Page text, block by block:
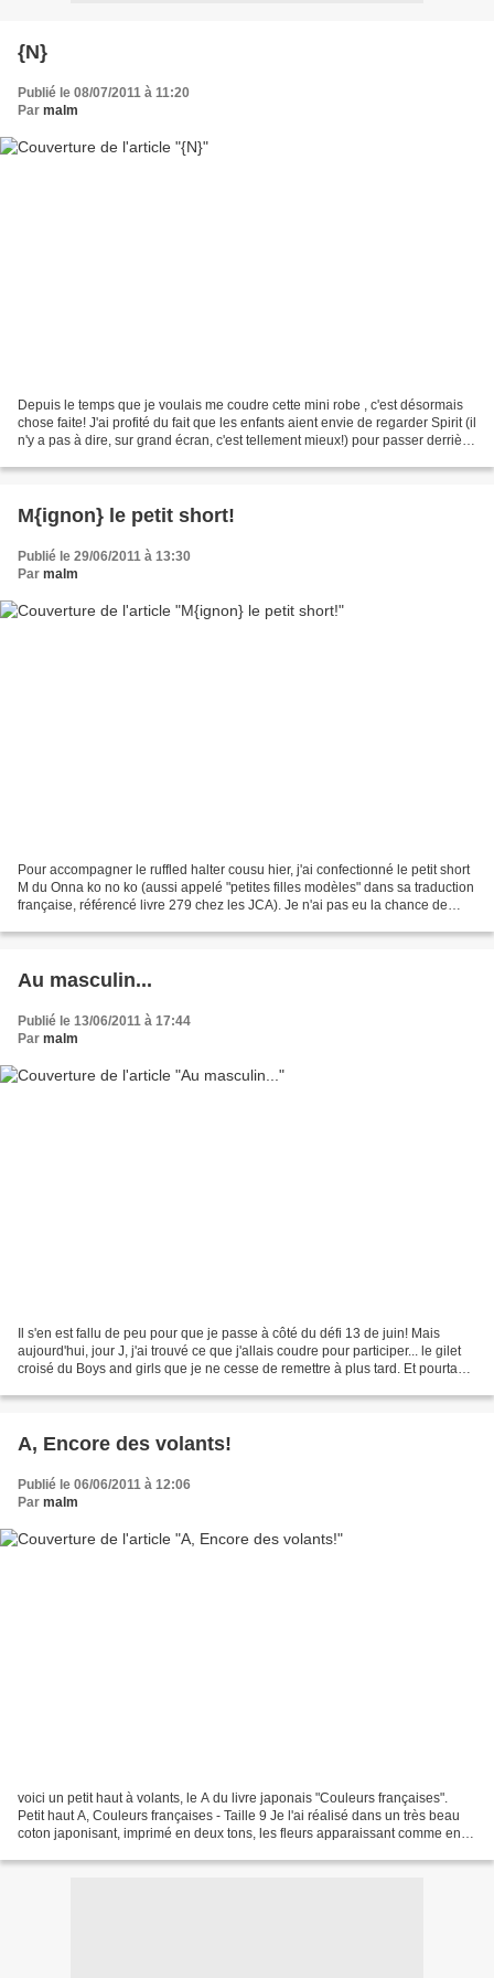
{N}
Publié le 08/07/2011 à 11:20
Par malm
Depuis le temps que je voulais me coudre cette mini robe , c'est désormais
chose faite! J'ai profité du fait que les enfants aient envie de regarder Spirit (il
n'y a pas à dire, sur grand écran, c'est tellement mieux!) pour passer derrière
M{ignon} le petit short!
Publié le 29/06/2011 à 13:30
Par malm
Pour accompagner le ruffled halter cousu hier, j'ai confectionné le petit short
M du Onna ko no ko (aussi appelé "petites filles modèles" dans sa traduction
française, référencé livre 279 chez les JCA). Je n'ai pas eu la chance de
Au masculin...
Publié le 13/06/2011 à 17:44
Par malm
Il s'en est fallu de peu pour que je passe à côté du défi 13 de juin! Mais
aujourd'hui, jour J, j'ai trouvé ce que j'allais coudre pour participer... le gilet
croisé du Boys and girls que je ne cesse de remettre à plus tard. Et pourtant,
A, Encore des volants!
Publié le 06/06/2011 à 12:06
Par malm
voici un petit haut à volants, le A du livre japonais "Couleurs françaises".
Petit haut A, Couleurs françaises - Taille 9 Je l'ai réalisé dans un très beau
coton japonisant, imprimé en deux tons, les fleurs apparaissant comme en